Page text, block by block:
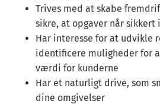
Trives med at skabe
sikre, at opgaver når sikkert
Har interesse for at udvikle
identificere muligheder for
værdi for kunderne
Har et naturligt drive, som
dine omgivelser